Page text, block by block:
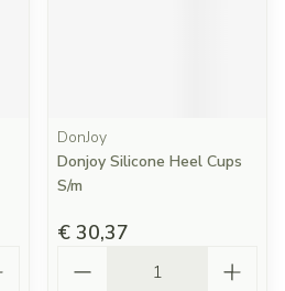
DonJoy
Donjoy Silicone Heel Cups
S/m
€ 30,37